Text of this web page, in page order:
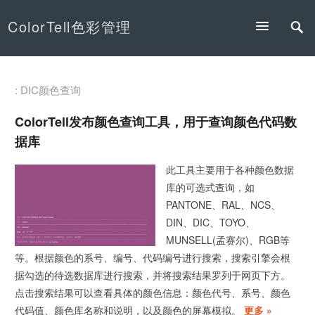
ColorTell色彩管理
: DIC颜色查询
ColorTell发布颜色查询工具，用于查询颜色代码数
据库
此工具主要用于各种颜色数据
库的可选式查询，如
PANTONE、RAL、NCS、
DIN、DIC、TOYO、
MUNSELL(孟赛尔)、RGB等
等。根据颜色的系号、编号、代码编号进行搜索，搜索引擎会根
据勾选的待选数据库进行搜索，并将搜索结果罗列于网页下方。
点击搜索结果可以查看具体的颜色信息：颜色代号、系号、颜色
代码值、颜色库名称和说明，以及颜色的屏幕模拟。
更多 »